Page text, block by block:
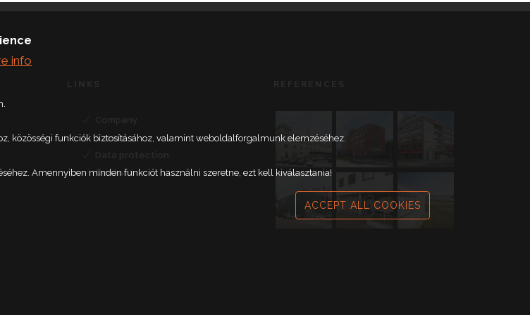
Career
Contact
info
közösségi funkciók biztosításához, valamint weboldalforgalmunk elemzéséhez.
Amennyiben minden funkciót használni szeretne, ezt kell kiválasztania!
ACCEPT ALL COOKIES